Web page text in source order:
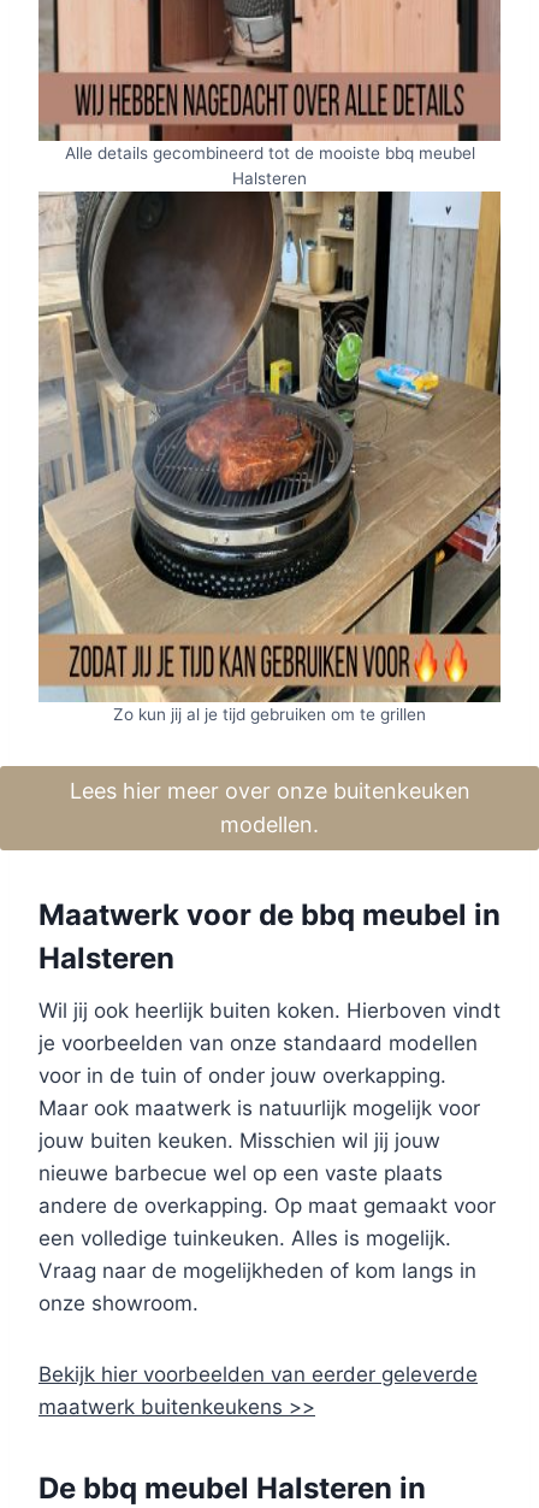
Alle details gecombineerd tot de mooiste bbq meubel
Halsteren
Zo kun jij al je tijd gebruiken om te grillen
Lees hier meer over onze buitenkeuken
modellen.
Maatwerk voor de bbq meubel in
Halsteren
Wil jij ook heerlijk buiten koken. Hierboven vindt
je voorbeelden van onze standaard modellen
voor in de tuin of onder jouw overkapping.
Maar ook maatwerk is natuurlijk mogelijk voor
jouw buiten keuken. Misschien wil jij jouw
nieuwe barbecue wel op een vaste plaats
andere de overkapping. Op maat gemaakt voor
een volledige tuinkeuken. Alles is mogelijk.
Vraag naar de mogelijkheden of kom langs in
onze showroom.
Bekijk hier voorbeelden van eerder geleverde
maatwerk buitenkeukens >>
De bbq meubel Halsteren in